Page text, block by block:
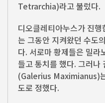
Tetrarchia)라고 불렀다.
디오클레티아누스가 진
는 그동안 지켜왔던 수도
다. 서로마 황제들은 밀라
들고 통치를 했다. 그러나
(Galerius Maximianus)
도로 정했다.